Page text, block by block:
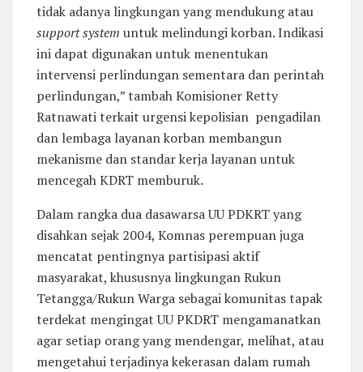
tidak adanya lingkungan yang mendukung atau
support system untuk melindungi korban. Indikasi
ini dapat digunakan untuk menentukan
intervensi perlindungan sementara dan perintah
perlindungan,” tambah Komisioner Retty
Ratnawati terkait urgensi kepolisian pengadilan
dan lembaga layanan korban membangun
mekanisme dan standar kerja layanan untuk
mencegah KDRT memburuk.
Dalam rangka dua dasawarsa UU PDKRT yang
disahkan sejak 2004, Komnas perempuan juga
mencatat pentingnya partisipasi aktif
masyarakat, khususnya lingkungan Rukun
Tetangga/Rukun Warga sebagai komunitas tapak
terdekat mengingat UU PKDRT mengamanatkan
agar setiap orang yang mendengar, melihat, atau
mengetahui terjadinya kekerasan dalam rumah